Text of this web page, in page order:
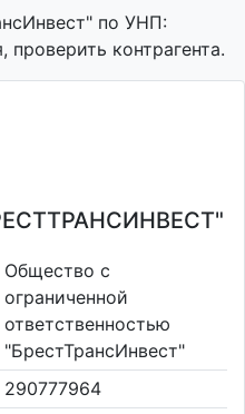
по УНП:
проверить контрагента.
Общество с
ограниченной
ответственностью
"БрестТрансИнвест"
290777964